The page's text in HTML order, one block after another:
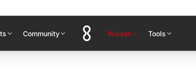
Community Wissen Tools